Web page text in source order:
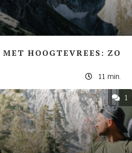
HOOGTEVREES: ZO
11 min.
1